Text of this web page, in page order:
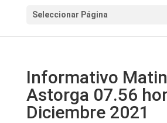
Seleccionar Página
Informativo
Astorga 07.56
Diciembre 2021